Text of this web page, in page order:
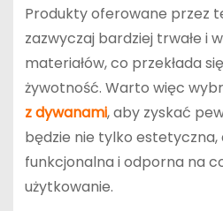
Produkty oferowane przez
zazwyczaj bardziej trwałe i
materiałów, co przekłada
żywotność. Warto więc
z dywanami, aby zyskać
będzie nie tylko estetyczna,
funkcjonalna i odporna na
użytkowanie.